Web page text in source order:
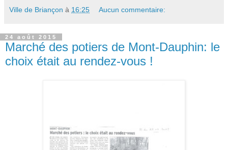
Ville de Briançon à 16:25 Aucun commentaire:
24 août 2015
Marché des potiers de Mont-Dauphin: le
choix était au rendez-vous !